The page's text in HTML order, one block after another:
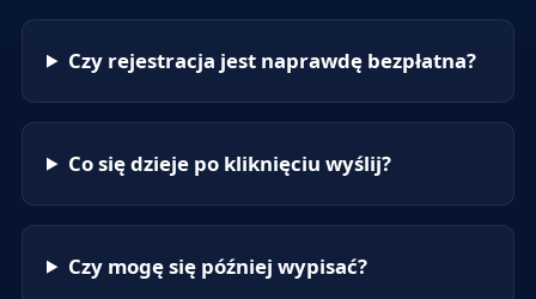
Czy rejestracja jest naprawdę bezpłatna?
Co się dzieje po kliknięciu wyślij?
Czy mogę się później wypisać?